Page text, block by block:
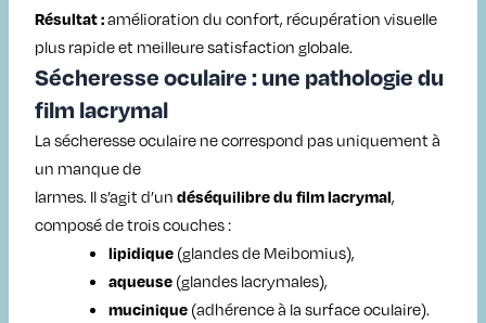
Résultat :amélioration du confort, récupération visuelle
plus rapide et meilleure satisfaction globale.
Sécheresse oculaire : une pathologie du
film lacrymal
La sécheresse oculaire ne correspond pas uniquement à
un manque de
larmes. Il s’agit d’undéséquilibre du film lacrymal,
composé de trois couches :
lipidique (glandes de Meibomius),
aqueuse (glandes lacrymales),
mucinique (adhérence à la surface oculaire).